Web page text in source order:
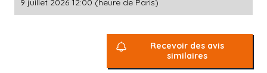
9 juillet 2026 12:00 (heure de Paris)
Recevoir des avis
similaires